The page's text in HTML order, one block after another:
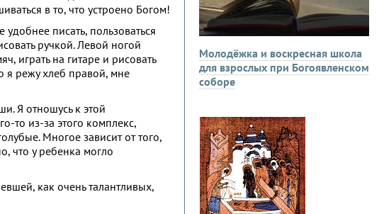
в то, что устроено Богом!
писать, пользоваться
ручкой. Левой ногой
играть на гитаре и рисовать
я режу хлеб правой, мне
Я отношусь к этой
то из-за этого комплекс,
Многое зависит от того,
что у ребенка могло
как очень талантливых,
Молодёжка и воскресная школа
для взрослых при Богоявленском
соборе